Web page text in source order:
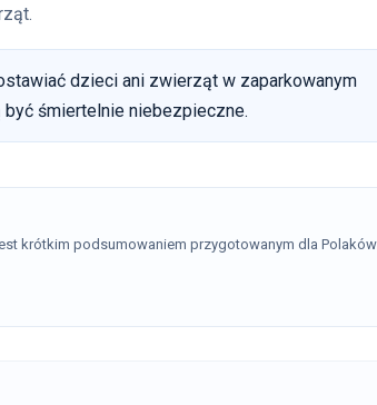
dzieci ani zwierząt w zaparkowanym
śmiertelnie niebezpieczne.
krótkim podsumowaniem przygotowanym dla